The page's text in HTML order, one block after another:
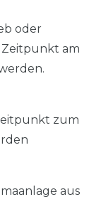
oder
am
zum
aus